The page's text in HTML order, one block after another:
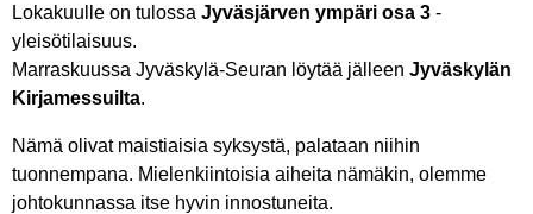
Lokakuulle on tulossa Jyväsjärven ympäri osa 3 -
yleisötilaisuus.
Marraskuussa Jyväskylä-Seuran löytää jälleen Jyväskylän
Kirjamessuilta.
Nämä olivat maistiaisia syksystä, palataan niihin
tuonnempana. Mielenkiintoisia aiheita nämäkin, olemme
johtokunnassa itse hyvin innostuneita.